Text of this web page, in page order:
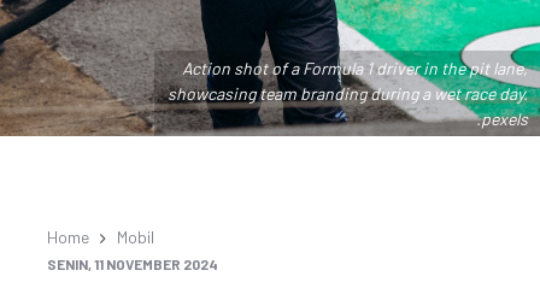
Action shot of a Formula 1 driver in the pit lane,
showcasing team branding during a wet race day.
.pexels
Home Mobil
SENIN, 11 NOVEMBER 2024